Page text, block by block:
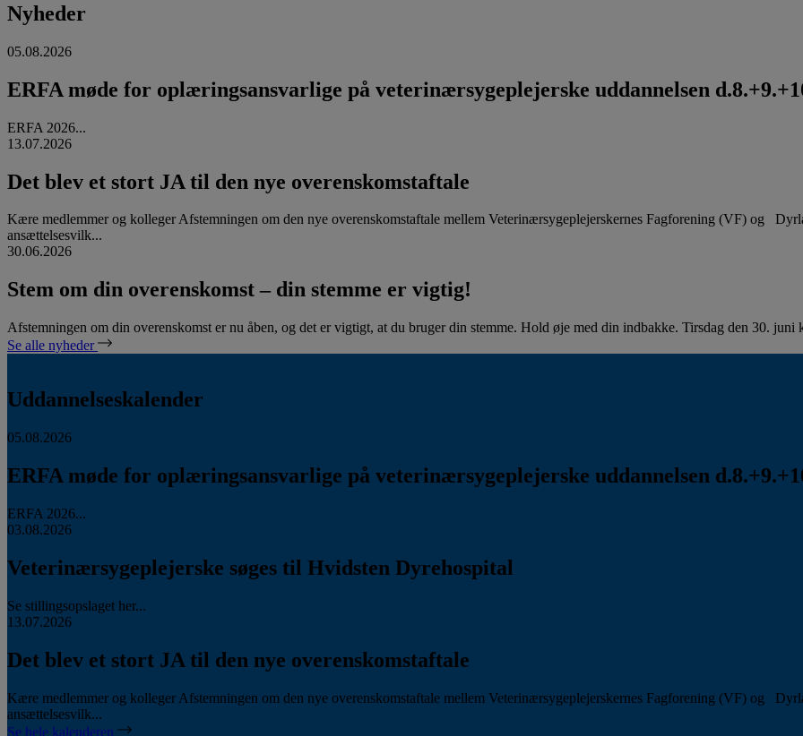
Nyheder
05.08.2026
ERFA møde for oplæringsansvarlige på veterinærsygeplejerske uddannelsen
ERFA 2026...
13.07.2026
Det blev et stort JA til den nye overenskomstaftale
Kære medlemmer og kolleger Afstemningen om den nye overenskomstaftale mellem Veterinærsygeplejerskernes Fagforening (VF) og
ansættelsesvilk...
30.06.2026
Stem om din overenskomst – din stemme er vigtig!
Afstemningen om din overenskomst er nu åben, og det er vigtigt, at du bruger din stemme. Hold øje med din indbakke. Tirsdag den 30.
Se alle nyheder
Uddannelseskalender
05.08.2026
ERFA møde for oplæringsansvarlige på veterinærsygeplejerske uddannelsen
ERFA 2026...
03.08.2026
Veterinærsygeplejerske søges til Hvidsten Dyrehospital
Se stillingsopslaget her...
13.07.2026
Det blev et stort JA til den nye overenskomstaftale
Kære medlemmer og kolleger Afstemningen om den nye overenskomstaftale mellem Veterinærsygeplejerskernes Fagforening (VF) og
ansættelsesvilk...
Se hele kalenderen